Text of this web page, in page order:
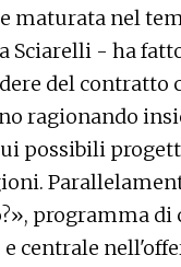
maturata nel
Sciarelli - ha
del contratto
ragionando
possibili
programma
centrale